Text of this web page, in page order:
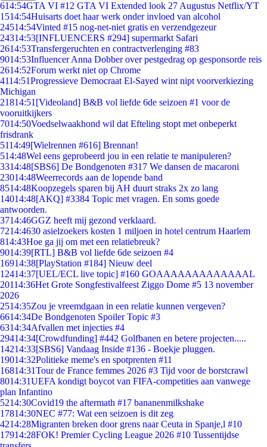
614:54GTA VI #12 GTA VI Extended look 27 Augustus Netflix/YT
1514:54Huisarts doet haar werk onder invloed van alcohol
24514:54Vinted #15 nog-net-niet gratis en verzendgezeur
24314:53[INFLUENCERS #294] supermarkt Safari
2614:53Transfergeruchten en contractverlenging #83
9014:53Influencer Anna Dobber over pestgedrag op gesponsorde reis
2614:52Forum werkt niet op Chrome
4114:51Progressieve Democraat El-Sayed wint nipt voorverkiezing
Michigan
21814:51 [Videoland] B&B vol liefde 6de seizoen #1 voor de
vooruitkijkers
7014:50Voedselwaakhond wil dat Efteling stopt met onbeperkt
frisdrank
5114:49[Wielrennen #616] Brennan!
514:48Wel eens geprobeerd jou in een relatie te manipuleren?
3314:48[SBS6] De Bondgenoten #317 We dansen de macaroni
23014:48Weerrecords aan de lopende band
8514:48Koopzegels sparen bij AH duurt straks 2x zo lang
14014:48[AKQ] #3384 Topic met vragen. En soms goede
antwoorden.
3714:46GGZ heeft mij gezond verklaard.
7214:4630 asielzoekers kosten 1 miljoen in hotel centrum Haarlem
814:43Hoe ga jij om met een relatiebreuk?
9014:39[RTL] B&B vol liefde 6de seizoen #4
16914:38[PlayStation #184] Nieuw deel
12414:37[UEL/ECL live topic] #160 GOAAAAAAAAAAAAAL
20114:36Het Grote Songfestivalfeest Ziggo Dome #5 13 november
2026
2514:35Zou je vreemdgaan in een relatie kunnen vergeven?
6614:34De Bondgenoten Spoiler Topic #3
6314:34Afvallen met injecties #4
29414:34[Crowdfunding] #442 Golfbanen en betere projecten.....
14214:33[SBS6] Vandaag Inside #136 - Boekje pluggen.
19014:32Politieke meme's en spotprenten #11
16814:31Tour de France femmes 2026 #3 Tijd voor de borstcrawl
8014:31UEFA kondigt boycot van FIFA-competities aan vanwege
plan Infantino
5214:30Covid19 the aftermath #17 bananenmilkshake
17814:30NEC #77: Wat een seizoen is dit zeg
4214:28Migranten breken door grens naar Ceuta in Spanje,l #10
17914:28FOK! Premier Cycling League 2026 #10 Tussentijdse